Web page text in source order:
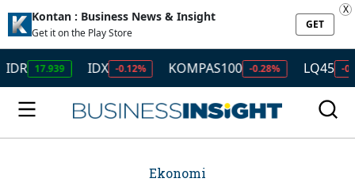
Kontan : Business News & Insight
Get it on the Play Store
GET
X
IDX -0.12% KOMPAS100 -0.28% LQ45 -0.49%
Ekonomi